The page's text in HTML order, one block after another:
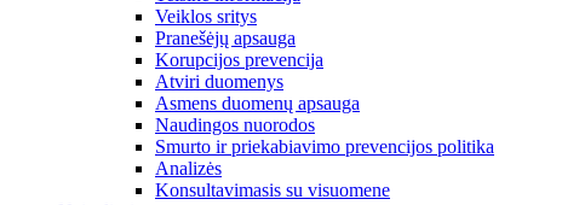
Veiklos sritys
Pranešėjų apsauga
Korupcijos prevencija
Atviri duomenys
Asmens duomenų apsauga
Naudingos nuorodos
Smurto ir priekabiavimo prevencijos politika
Analizės
Konsultavimasis su visuomene